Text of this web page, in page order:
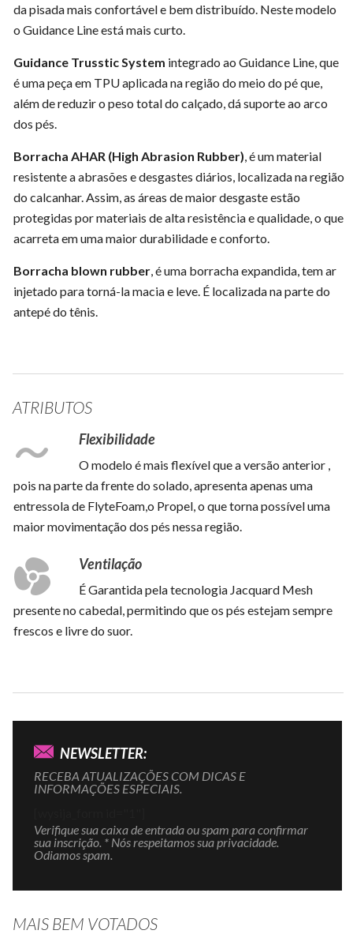
da pisada mais confortável e bem distribuído. Neste modelo
o Guidance Line está mais curto.
Guidance Trusstic System integrado ao Guidance Line, que
é uma peça em TPU aplicada na região do meio do pé que,
além de reduzir o peso total do calçado, dá suporte ao arco
dos pés.
Borracha AHAR (High Abrasion Rubber), é um material
resistente a abrasões e desgastes diários, localizada na região
do calcanhar. Assim, as áreas de maior desgaste estão
protegidas por materiais de alta resistência e qualidade, o que
acarreta em uma maior durabilidade e conforto.
Borracha blown rubber, é uma borracha expandida, tem ar
injetado para torná-la macia e leve. É localizada na parte do
antepé do tênis.
ATRIBUTOS
Flexibilidade
O modelo é mais flexível que a versão anterior ,
pois na parte da frente do solado, apresenta apenas uma
entressola de FlyteFoam,o Propel, o que torna possível uma
maior movimentação dos pés nessa região.
Ventilação
É Garantida pela tecnologia Jacquard Mesh
presente no cabedal, permitindo que os pés estejam sempre
frescos e livre do suor.
NEWSLETTER:
RECEBA ATUALIZAÇÕES COM DICAS E
INFORMAÇÕES ESPECIAIS.
Verifique sua caixa de entrada ou spam para confirmar
sua inscrição. * Nós respeitamos sua privacidade.
Odiamos spam.
MAIS BEM VOTADOS